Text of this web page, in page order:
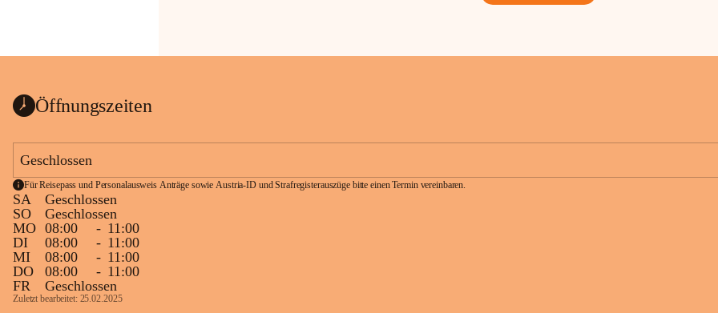
Öffnungszeiten
Geschlossen
Für Reisepass und Personalausweis Anträge sowie Austria-ID und Strafregisterauszüge bitte einen Termin vereinbaren.
SA
Geschlossen
SO
Geschlossen
MO 08:00 - 11:00
DI
08:00 - 11:00
MI
08:00 - 11:00
DO
08:00 - 11:00
FR
Geschlossen
Zuletzt bearbeitet: 25.02.2025